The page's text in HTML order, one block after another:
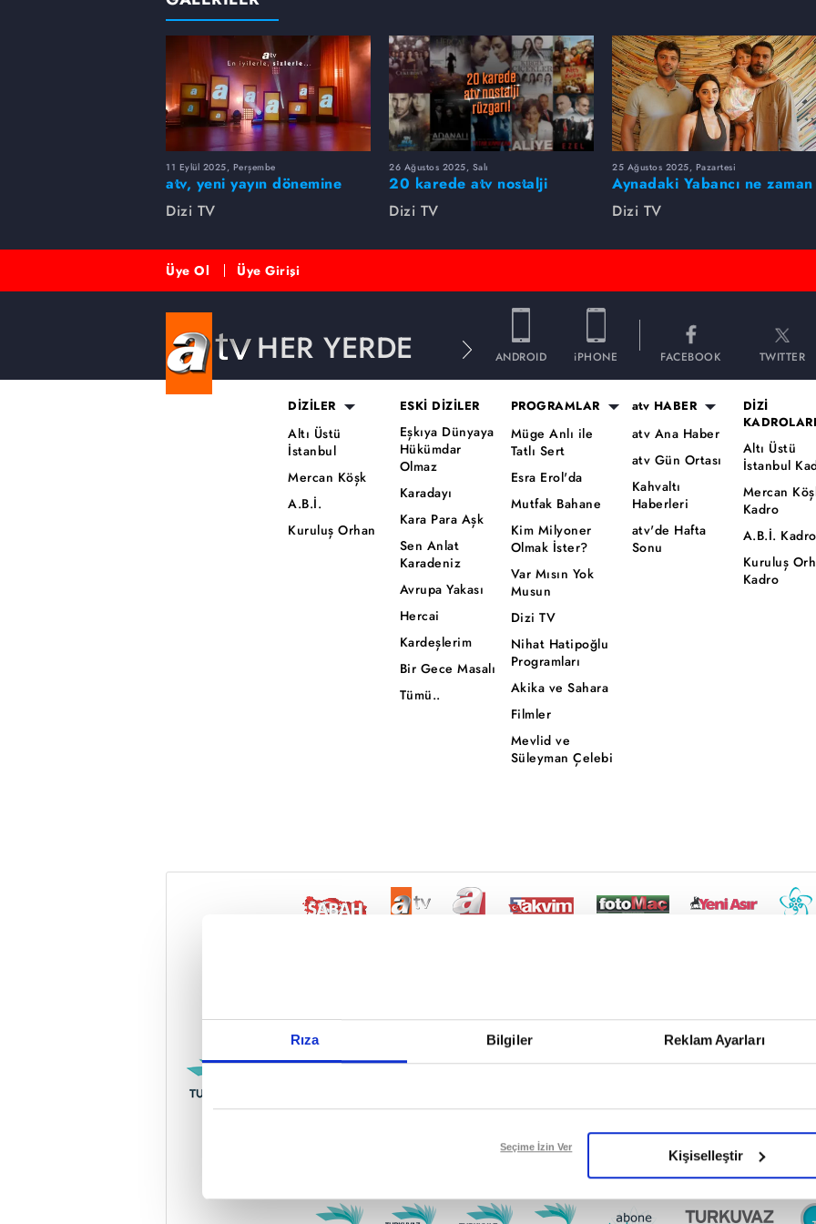
Rıza Bilgiler Reklam Ayarları
Reddet
Seçime İzin Ver
Kişiselleştir
11 Eylül 2025, Perşembe
atv, yeni yayın dönemine
merhaba dedi!
Dizi TV
26 Ağustos 2025, Salı
20 karede atv nostalji
rüzgarı!
Dizi TV
25 Ağustos 2025, Pazartesi
Aynadaki Yabancı ne zaman
başlayacak?
Dizi TV
Üye Ol Üye Girişi
HER YERDE ANDROID iPHONE FACEBOOK TWITTER
DİZİLER
Altı Üstü
İstanbul
Mercan Köşk
A.B.İ.
Kuruluş Orhan
ESKİ DİZİLER
Eşkıya Dünyaya
Hükümdar
Olmaz
Karadayı
Kara Para Aşk
Sen Anlat
Karadeniz
Avrupa Yakası
Hercai
Kardeşlerim
Bir Gece Masalı
Tümü..
PROGRAMLAR
Müge Anlı ile
Tatlı Sert
Esra Erol'da
Mutfak Bahane
Kim Milyoner
Olmak İster?
Var Mısın Yok
Musun
Dizi TV
Nihat Hatipoğlu
Programları
Akika ve Sahara
Filmler
Mevlid ve
Süleyman Çelebi
atv HABER
atv Ana Haber
atv Gün Ortası
Kahvaltı
Haberleri
atv'de Hafta
Sonu
DİZİ
Altı Üstü
İstanbul
Mercan
Kadro
A.B.İ. Kadro
Kuruluş
Kadro